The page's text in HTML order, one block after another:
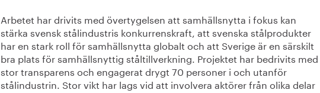
Arbetet har drivits med övertygelsen att samhällsnytta i fokus kan
stärka svensk stålindustris konkurrenskraft, att svenska stålprodukter
har en stark roll för samhällsnytta globalt och att Sverige är en särskilt
bra plats för samhällsnyttig ståltillverkning. Projektet har bedrivits med
stor transparens och engagerat drygt 70 personer i och utanför
stålindustrin. Stor vikt har lags vid att involvera aktörer från olika delar